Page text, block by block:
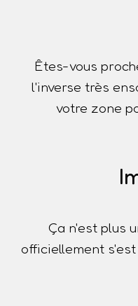
Êtes-vous
l'inverse très
votre zone
Ça n'est plus
officiellement